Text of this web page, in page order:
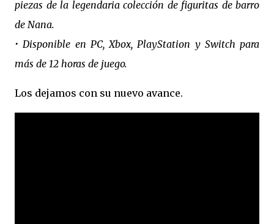
piezas de la legendaria colección de figuritas de barro
de Nana.
• Disponible en PC, Xbox, PlayStation y Switch para
más de 12 horas de juego.
Los dejamos con su nuevo avance.